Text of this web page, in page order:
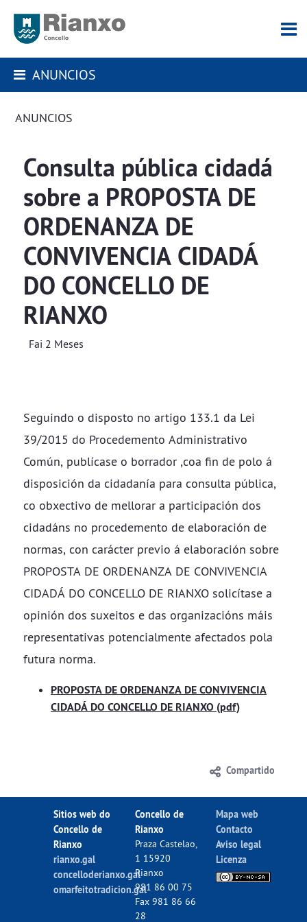
ANUNCIOS
ANUNCIOS
Consulta pública cidadá
sobre a PROPOSTA DE
ORDENANZA DE
CONVIVENCIA CIDADÁ
DO CONCELLO DE
RIANXO
Fai 2 Meses
Seguindo o disposto no artigo 133.1 da Lei
39/2015 do Procedemento Administrativo
Común, publícase o borrador ,coa fin de polo á
disposición da cidadanía para consulta pública,
co obxectivo de mellorar a participación dos
cidadáns no procedemento de elaboración de
normas, con carácter previo á elaboración sobre
PROPOSTA DE ORDENANZA DE CONVIVENCIA
CIDADÁ DO CONCELLO DE RIANXO solicítase a
opinión dos suxeitos e das organizacións máis
representativas potencialmente afectados pola
futura norma.
PROPOSTA DE ORDENANZA DE CONVIVENCIA
CIDADÁ DO CONCELLO DE RIANXO (pdf)
Compartido
Sitios web do
Concello de
Rianxo
rianxo.gal
concelloderianxo.gal
omarfeitotradicion.gal
Concello de
Rianxo
Praza Castelao,
1 15920
Rianxo
981 86 00 75
Fax 981 86 66
28
Mapa web
Contacto
Aviso legal
Licenza